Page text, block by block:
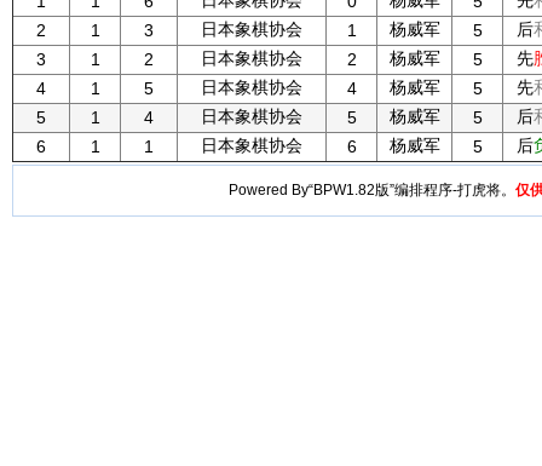
2
1 3 日本象棋协会 1 杨威军 5 后
3
1 2 日本象棋协会 2 杨威军 5 先
4
1 5 日本象棋协会 4 杨威军 5 先
5
1 4 日本象棋协会 5 杨威军 5 后
6
1 1 日本象棋协会 6 杨威军 5 后
Powered By“BPW1.82版”编排程序-打虎将。 仅